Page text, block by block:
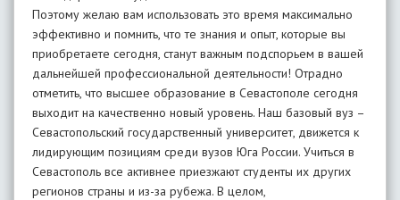
Поэтому желаю вам использовать это время максимально
эффективно и помнить, что те знания и опыт, которые вы
приобретаете сегодня, станут важным подспорьем в вашей
дальнейшей профессиональной деятельности! Отрадно
отметить, что высшее образование в Севастополе сегодня
выходит на качественно новый уровень. Наш базовый вуз –
Севастопольский государственный университет, движется к
лидирующим позициям среди вузов Юга России. Учиться в
Севастополь все активнее приезжают студенты их других
регионов страны и из-за рубежа. В целом,